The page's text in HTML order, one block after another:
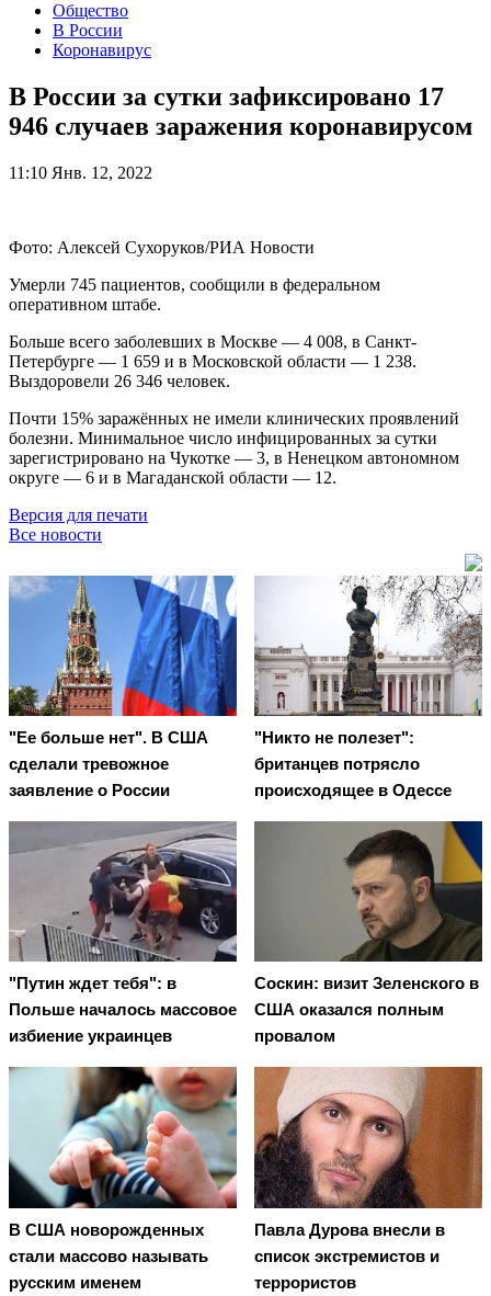
Общество
В России
Коронавирус
В России за сутки зафиксировано 17
946 случаев заражения коронавирусом
11:10 Янв. 12, 2022
Фото: Алексей Сухоруков/РИА Новости
Умерли 745 пациентов, сообщили в федеральном
оперативном штабе.
Больше всего заболевших в Москве — 4 008, в Санкт-
Петербурге — 1 659 и в Московской области — 1 238.
Выздоровели 26 346 человек.
Почти 15% заражённых не имели клинических проявлений
болезни. Минимальное число инфицированных за сутки
зарегистрировано на Чукотке — 3, в Ненецком автономном
округе — 6 и в Магаданской области — 12.
Версия для печати
Все новости
"Ее больше нет". В США
сделали тревожное
заявление о России
"Никто не полезет":
британцев потрясло
происходящее в Одессе
"Путин ждет тебя": в
Польше началось массовое
избиение украинцев
Соскин: визит Зеленского в
США оказался полным
провалом
В США новорожденных
стали массово называть
русским именем
Павла Дурова внесли в
список экстремистов и
террористов